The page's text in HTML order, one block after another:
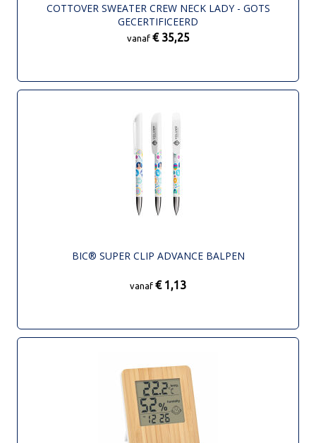
COTTOVER SWEATER CREW NECK LADY - GOTS
GECERTIFICEERD
vanaf € 35,25
BIC® SUPER CLIP ADVANCE BALPEN
vanaf € 1,13